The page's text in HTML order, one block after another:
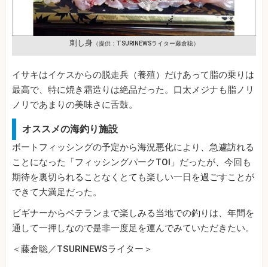
刺し身（提供：TSURINEWSライター藤倉聡）
イサキはイケスからの脱走兵（養殖）だけあって脂の乗りは
最高で、特に焼き霜造りは絶品だった。口太メジナも脂ノリ
ノリであまりの美味さに舌鼓。
オススメの海釣り施設
ボートフィッシングの予定から海況悪化により、急遽訪れる
ことになった「フィッシングパークTOI」だったが、今回も
期待を裏切られることなくとても楽しい一日を過ごすことが
できて大満足だった。
ビギナーからベテランまで楽しみる当地での釣りは、年間を
通して一押しなので是非一度足を運んでみていただきたい。
＜藤倉聡／TSURINEWSライター＞